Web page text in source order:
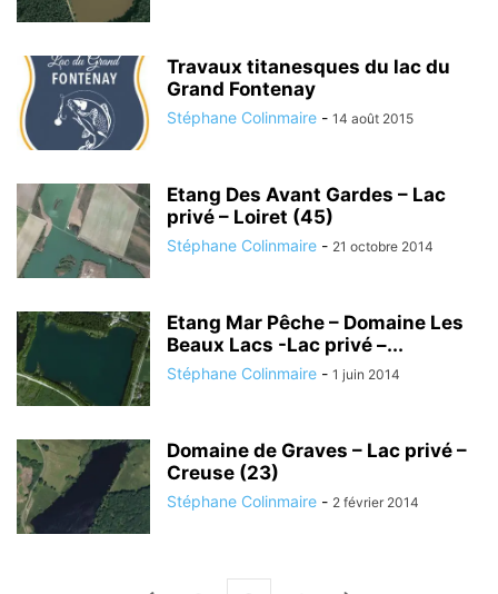
Travaux titanesques du lac du
Grand Fontenay
Stéphane Colinmaire - 14 août 2015
Etang Des Avant Gardes – Lac
privé – Loiret (45)
Stéphane Colinmaire - 21 octobre 2014
Etang Mar Pêche – Domaine Les
Beaux Lacs -Lac privé –...
Stéphane Colinmaire - 1 juin 2014
Domaine de Graves – Lac privé –
Creuse (23)
Stéphane Colinmaire - 2 février 2014